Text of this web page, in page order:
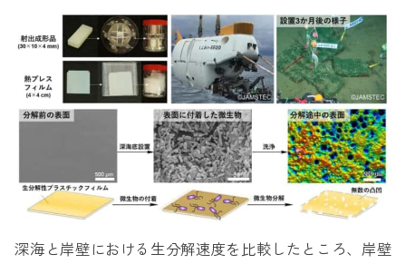
深海と岸壁における生分解速度を比較したところ、岸壁